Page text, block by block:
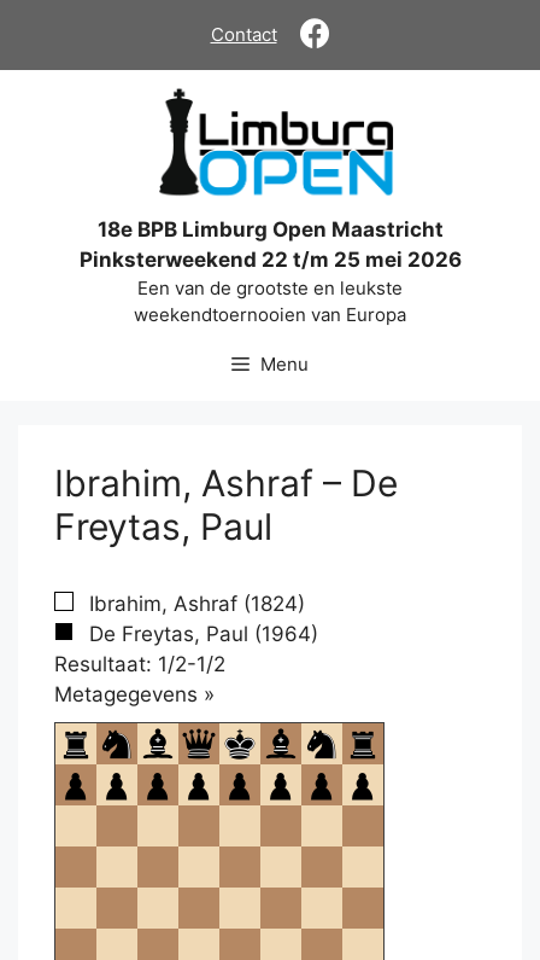
de
Contact
18e BPB Limburg Open Maastricht
Pinksterweekend 22 t/m 25 mei 2026
Een van de grootste en leukste
weekendtoernooien van Europa
Menu
Ibrahim, Ashraf – De
Freytas, Paul
Ibrahim, Ashraf (1824)
De Freytas, Paul (1964)
Resultaat: 1/2-1/2
Metagegevens »
om
te
openen.